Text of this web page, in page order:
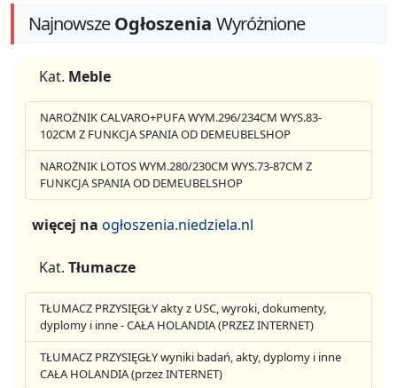
NajnowszeOgłoszenia Wyróżnione
Kat. Meble
NAROŻNIK CALVARO+PUFA WYM.296/234CM WYS.83-
102CM Z FUNKCJA SPANIA OD DEMEUBELSHOP
NAROŻNIK LOTOS WYM.280/230CM WYS.73-87CM Z
FUNKCJA SPANIA OD DEMEUBELSHOP
więcej na ogłoszenia.niedziela.nl
Kat. Tłumacze
TŁUMACZ PRZYSIĘGŁY akty z USC, wyroki, dokumenty,
dyplomy i inne - CAŁA HOLANDIA (PRZEZ INTERNET)
TŁUMACZ PRZYSIĘGŁY wyniki badań, akty, dyplomy i inne
CAŁA HOLANDIA (przez INTERNET)